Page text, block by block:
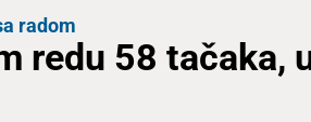
radom
redu 58 tačaka,